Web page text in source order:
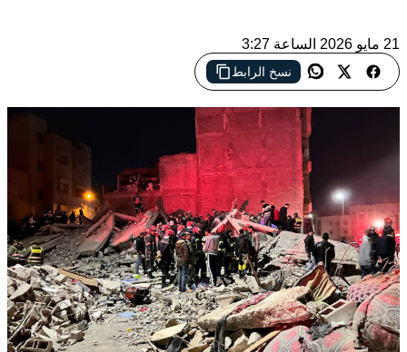
21 مايو 2026 الساعة 3:27
نسخ الرابط